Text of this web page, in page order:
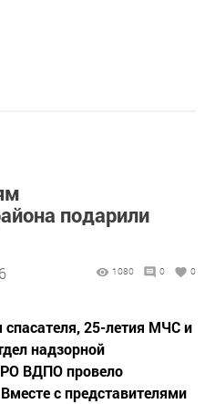
подарили
1080 0 0
25-летия МЧС и
надзорной
ВДПО провело
с представителями